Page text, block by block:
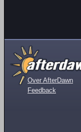
Over AfterDawn
Feedback